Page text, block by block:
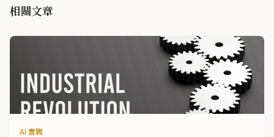
相關文章
AI 實戰